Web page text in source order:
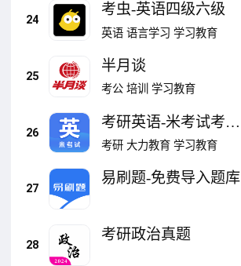
24
考虫-英语四级六级
英语 语言学习 学习教育
25
半月谈
考公 培训 学习教育
26
考研英语-米考试考研
公共课
考研 大力教育 学习教育
27
易刷题-免费导入题库
28
考研政治真题